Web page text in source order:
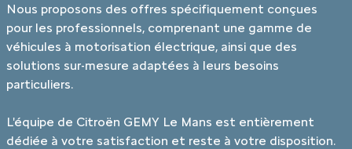
Nous proposons des offres spécifiquement conçues
pour les professionnels, comprenant une gamme de
véhicules à motorisation électrique, ainsi que des
solutions sur-mesure adaptées à leurs besoins
particuliers.
L'équipe de Citroën GEMY Le Mans est entièrement
dédiée à votre satisfaction et reste à votre disposition.